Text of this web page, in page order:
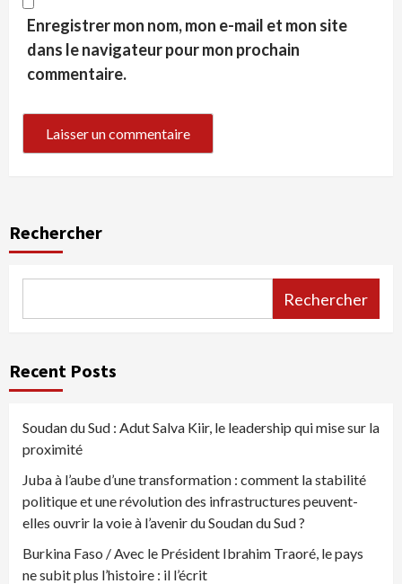
Enregistrer mon nom, mon e-mail et mon site
dans le navigateur pour mon prochain
commentaire.
Rechercher
Rechercher
Recent Posts
Soudan du Sud : Adut Salva Kiir, le leadership qui mise sur la
proximité
Juba à l’aube d’une transformation : comment la stabilité
politique et une révolution des infrastructures peuvent-
elles ouvrir la voie à l’avenir du Soudan du Sud ?
Burkina Faso / Avec le Président Ibrahim Traoré, le pays
ne subit plus l’histoire : il l’écrit